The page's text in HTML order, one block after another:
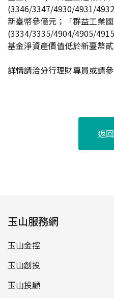
(3346/3347/4930/4931/
新臺幣參億元；「群益工業
(3334/3335/4904/4905/
基金淨資產價值低於新臺幣貳
詳情請洽分行理財專員或請
返
玉山服務網
玉山金控
玉山創投
玉山投顧